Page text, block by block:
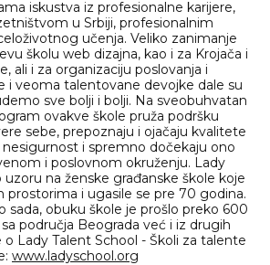
iskustva iz profesionalne karijere,
u Srbiji, profesionalnim
učenja. Veliko zanimanje
školu web dizajna, kao i za Krojača i
ali i za organizaciju poslovanja i
i veoma talentovane devojke dale su
sve bolji i bolji. Na sveobuhvatan
ovakve škole pruža podršku
sebe, prepoznaju i ojačaju kvalitete
i spremno dočekaju ono
i poslovnom okruženju. Lady
na ženske građanske škole koje
prostorima i ugasile se pre 70 godina.
sada, obuku škole je prošlo preko 600
područja Beograda već i iz drugih
o Lady Talent School - Školi za talente
www.ladyschool.org